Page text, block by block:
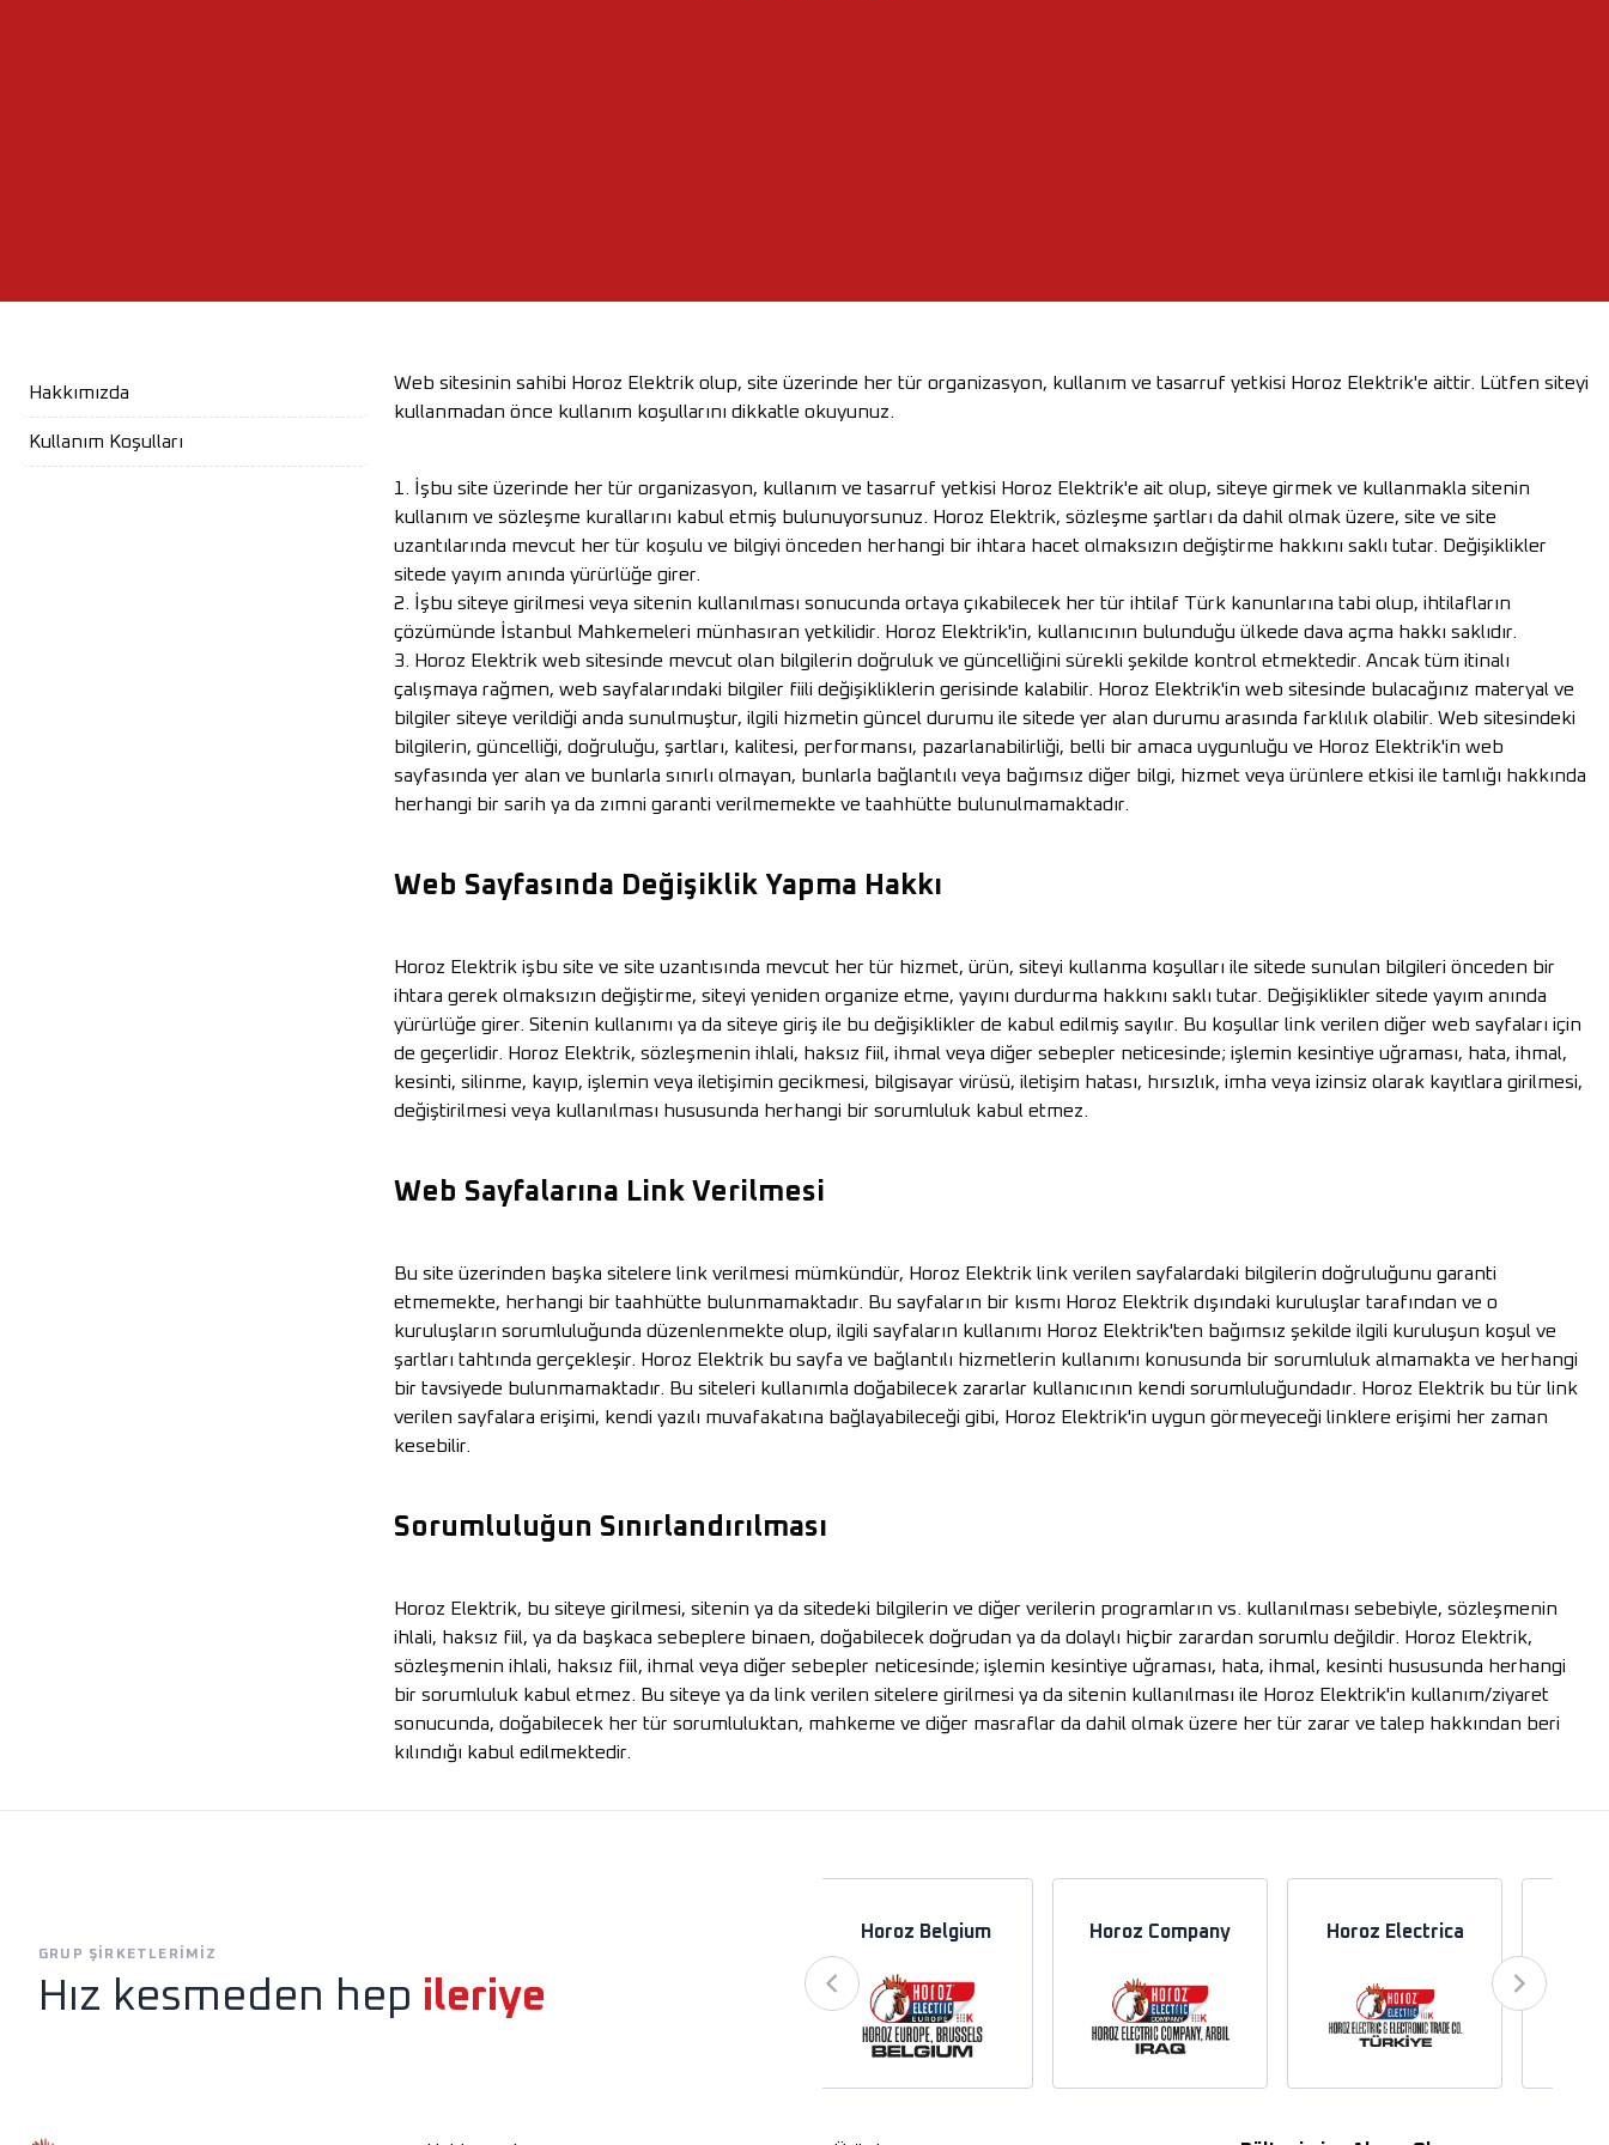
Hakkımızda
Kullanım Koşulları
Web sitesinin sahibi Horoz Elektrik olup, site üzerinde her tür organizasyon, kullanım ve tasarruf yetkisi Horoz Elektrik'e aittir. Lütfen siteyi
kullanmadan önce kullanım koşullarını dikkatle okuyunuz.
1. İşbu site üzerinde her tür organizasyon, kullanım ve tasarruf yetkisi Horoz Elektrik'e ait olup, siteye girmek ve kullanmakla sitenin
kullanım ve sözleşme kurallarını kabul etmiş bulunuyorsunuz. Horoz Elektrik, sözleşme şartları da dahil olmak üzere, site ve site
uzantılarında mevcut her tür koşulu ve bilgiyi önceden herhangi bir ihtara hacet olmaksızın değiştirme hakkını saklı tutar. Değişiklikler
sitede yayım anında yürürlüğe girer.
2. İşbu siteye girilmesi veya sitenin kullanılması sonucunda ortaya çıkabilecek her tür ihtilaf Türk kanunlarına tabi olup, ihtilafların
çözümünde İstanbul Mahkemeleri münhasıran yetkilidir. Horoz Elektrik'in, kullanıcının bulunduğu ülkede dava açma hakkı saklıdır.
3. Horoz Elektrik web sitesinde mevcut olan bilgilerin doğruluk ve güncelliğini sürekli şekilde kontrol etmektedir. Ancak tüm itinalı
çalışmaya rağmen, web sayfalarındaki bilgiler fiili değişikliklerin gerisinde kalabilir. Horoz Elektrik'in web sitesinde bulacağınız materyal ve
bilgiler siteye verildiği anda sunulmuştur, ilgili hizmetin güncel durumu ile sitede yer alan durumu arasında farklılık olabilir. Web sitesindeki
bilgilerin, güncelliği, doğruluğu, şartları, kalitesi, performansı, pazarlanabilirliği, belli bir amaca uygunluğu ve Horoz Elektrik'in web
sayfasında yer alan ve bunlarla sınırlı olmayan, bunlarla bağlantılı veya bağımsız diğer bilgi, hizmet veya ürünlere etkisi ile tamlığı hakkında
herhangi bir sarih ya da zımni garanti verilmemekte ve taahhütte bulunulmamaktadır.
Web Sayfasında Değişiklik Yapma Hakkı
Horoz Elektrik işbu site ve site uzantısında mevcut her tür hizmet, ürün, siteyi kullanma koşulları ile sitede sunulan bilgileri önceden bir
ihtara gerek olmaksızın değiştirme, siteyi yeniden organize etme, yayını durdurma hakkını saklı tutar. Değişiklikler sitede yayım anında
yürürlüğe girer. Sitenin kullanımı ya da siteye giriş ile bu değişiklikler de kabul edilmiş sayılır. Bu koşullar link verilen diğer web sayfaları için
de geçerlidir. Horoz Elektrik, sözleşmenin ihlali, haksız fiil, ihmal veya diğer sebepler neticesinde; işlemin kesintiye uğraması, hata, ihmal,
kesinti, silinme, kayıp, işlemin veya iletişimin gecikmesi, bilgisayar virüsü, iletişim hatası, hırsızlık, imha veya izinsiz olarak kayıtlara girilmesi,
değiştirilmesi veya kullanılması hususunda herhangi bir sorumluluk kabul etmez.
Web Sayfalarına Link Verilmesi
Bu site üzerinden başka sitelere link verilmesi mümkündür, Horoz Elektrik link verilen sayfalardaki bilgilerin doğruluğunu garanti
etmemekte, herhangi bir taahhütte bulunmamaktadır. Bu sayfaların bir kısmı Horoz Elektrik dışındaki kuruluşlar tarafından ve o
kuruluşların sorumluluğunda düzenlenmekte olup, ilgili sayfaların kullanımı Horoz Elektrik'ten bağımsız şekilde ilgili kuruluşun koşul ve
şartları tahtında gerçekleşir. Horoz Elektrik bu sayfa ve bağlantılı hizmetlerin kullanımı konusunda bir sorumluluk almamakta ve herhangi
bir tavsiyede bulunmamaktadır. Bu siteleri kullanımla doğabilecek zararlar kullanıcının kendi sorumluluğundadır. Horoz Elektrik bu tür link
verilen sayfalara erişimi, kendi yazılı muvafakatına bağlayabileceği gibi, Horoz Elektrik'in uygun görmeyeceği linklere erişimi her zaman
kesebilir.
Sorumluluğun Sınırlandırılması
Horoz Elektrik, bu siteye girilmesi, sitenin ya da sitedeki bilgilerin ve diğer verilerin programların vs. kullanılması sebebiyle, sözleşmenin
ihlali, haksız fiil, ya da başkaca sebeplere binaen, doğabilecek doğrudan ya da dolaylı hiçbir zarardan sorumlu değildir. Horoz Elektrik,
sözleşmenin ihlali, haksız fiil, ihmal veya diğer sebepler neticesinde; işlemin kesintiye uğraması, hata, ihmal, kesinti hususunda herhangi
bir sorumluluk kabul etmez. Bu siteye ya da link verilen sitelere girilmesi ya da sitenin kullanılması ile Horoz Elektrik'in kullanım/ziyaret
sonucunda, doğabilecek her tür sorumluluktan, mahkeme ve diğer masraflar da dahil olmak üzere her tür zarar ve talep hakkından beri
kılındığı kabul edilmektedir.
GRUP ŞIRKETLERIMIZ
Hız kesmeden hep ileriye
Horoz Belgium Horoz Company Horoz Electrica